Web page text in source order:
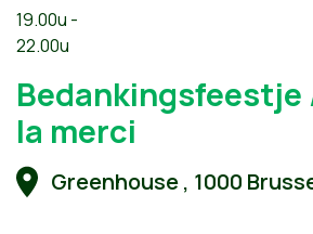
19.00u -
22.00u
Bedankingsfeestje
la merci
Greenhouse , 1000